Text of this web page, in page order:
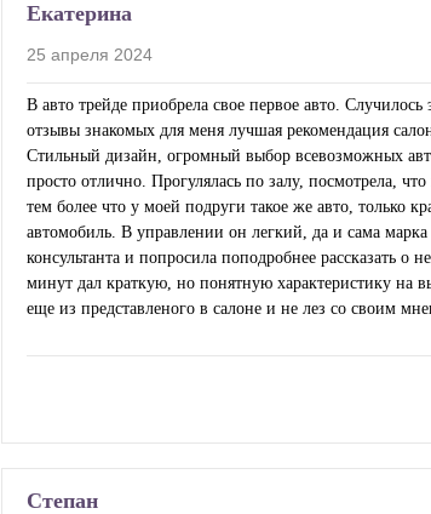
Екатерина
25 апреля 2024
В авто трейде приобрела свое первое авто.
отзывы знакомых для меня лучшая рекомендация
Стильный дизайн, огромный выбор всевозможных
просто отлично. Прогулялась по залу, посмотрела,
тем более что у моей подруги такое же авто, только
автомобиль. В управлении он легкий, да и сама
консультанта и попросила поподробнее рассказать о
минут дал краткую, но понятную характеристику на
еще из представленого в салоне и не лез со своим
Степан